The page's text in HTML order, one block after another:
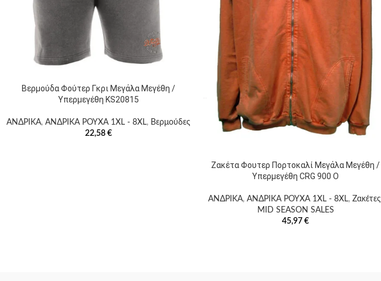
Βερμούδα Φούτερ Γκρι Μεγάλα Μεγέθη /
Υπερμεγέθη KS20815
ΑΝΔΡΙΚΑ, ΑΝΔΡΙΚΑ ΡΟΥΧΑ 1XL - 8XL, Βερμούδες
22,58 €
Ζακέτα Φουτερ Πορτοκαλί Μεγάλα Μεγέθη /
Υπερμεγέθη CRG 900 O
ΑΝΔΡΙΚΑ, ΑΝΔΡΙΚΑ ΡΟΥΧΑ 1XL - 8XL, Ζακέτες
MID SEASON SALES
45,97 €